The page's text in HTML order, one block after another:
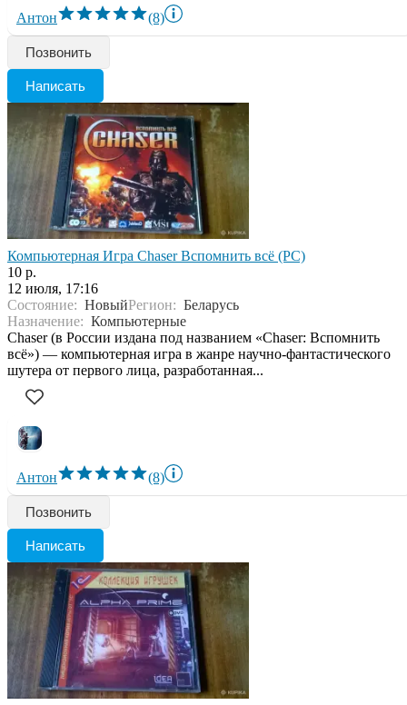
Антон (8)
Позвонить
Написать
Компьютерная Игра Chaser Вспомнить всё (PC)
10 р.
12 июля, 17:16
Состояние: НовыйРегион: Беларусь
Назначение: Компьютерные
Chaser (в России издана под названием «Chaser: Вспомнить
всё») — компьютерная игра в жанре научно-фантастического
шутера от первого лица, разработанная...
Антон (8)
Позвонить
Написать